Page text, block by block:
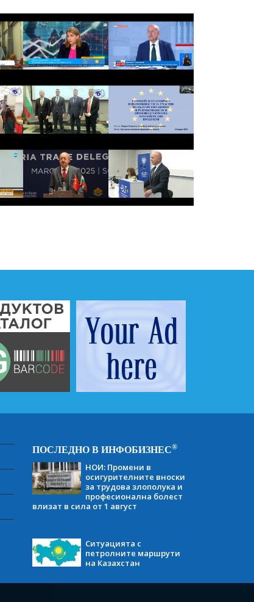
ПОСЛЕДНО В ИНФОБИЗНЕС®
НОИ: Промени в
осигурителните вноски
за трудова злополука и
професионална болест
влизат в сила от 1 август
Ситуацията с
петролните маршрути
на Казахстан